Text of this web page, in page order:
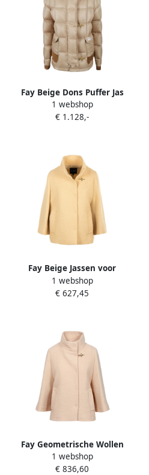
Fay Beige Dons Puffer Jas
Beige Dames
1 webshop
€ 1.128,-
Fay Beige Jassen voor
Vrouwen Beige Dames
1 webshop
€ 627,45
Fay Geometrische Wollen
Jas Beige Dames
1 webshop
€ 836,60